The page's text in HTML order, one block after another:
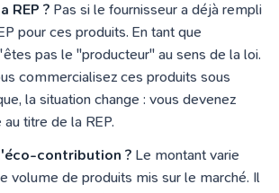
REP ? Pas si le fournisseur a déjà rempli
pour ces produits. En tant que
pas le "producteur" au sens de la loi.
commercialisez ces produits sous
la situation change : vous devenez
titre de la REP.
contribution ? Le montant varie
volume de produits mis sur le marché. Il